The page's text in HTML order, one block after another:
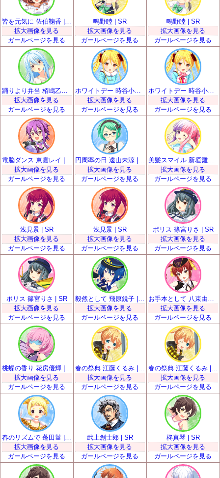
拡大画像を見る
ガールページを見る
鴫野睦 | SR
拡大画像を見る
ガールページを見る
鴫野睦 | SR
拡大画像を見る
ガールページを見る
拡大画像を見る
ガールページを見る
ホワイトデー 時谷小瑠璃 | SR
拡大画像を見る
ガールページを見る
ホワイトデー 時谷小瑠璃 | SR
拡大画像を見る
ガールページを見る
拡大画像を見る
ガールページを見る
円周率の日 遠山未涼 | SR
拡大画像を見る
ガールページを見る
美髪スマイル 新垣雛菜 | SR
拡大画像を見る
ガールページを見る
浅見景 | SR
拡大画像を見る
ガールページを見る
浅見景 | SR
拡大画像を見る
ガールページを見る
ポリス 篠宮りさ | SR
拡大画像を見る
ガールページを見る
ポリス 篠宮りさ | SR
拡大画像を見る
ガールページを見る
毅然として 飛原鋭子 | SR
拡大画像を見る
ガールページを見る
拡大画像を見る
ガールページを見る
拡大画像を見る
ガールページを見る
春の祭典 江藤くるみ | SR
拡大画像を見る
ガールページを見る
春の祭典 江藤くるみ | SR
拡大画像を見る
ガールページを見る
拡大画像を見る
ガールページを見る
武上創士郎 | SR
拡大画像を見る
ガールページを見る
柊真琴 | SR
拡大画像を見る
ガールページを見る